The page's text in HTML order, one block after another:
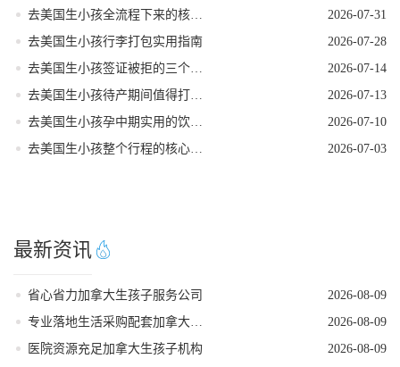
2026-07-31
去美国生小孩行李打包实用指南
2026-07-28
2026-07-14
2026-07-13
2026-07-10
2026-07-03
最新资讯
省心省力加拿大生孩子服务公司
2026-08-09
2026-08-09
医院资源充足加拿大生孩子机构
2026-08-09